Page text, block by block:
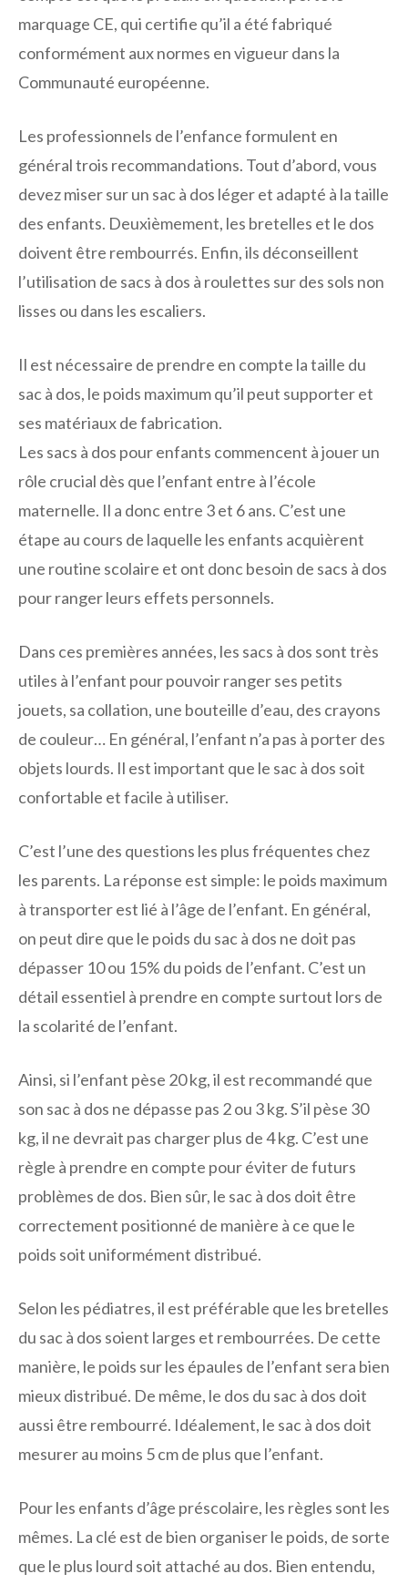
marquage CE, qui certifie qu’il a été fabriqué
conformément aux normes en vigueur dans la
Communauté européenne.
Les professionnels de l’enfance formulent en
général trois recommandations. Tout d’abord, vous
devez miser sur un sac à dos léger et adapté à la taille
des enfants. Deuxièmement, les bretelles et le dos
doivent être rembourrés. Enfin, ils déconseillent
l’utilisation de sacs à dos à roulettes sur des sols non
lisses ou dans les escaliers.
Il est nécessaire de prendre en compte la taille du
sac à dos, le poids maximum qu’il peut supporter et
ses matériaux de fabrication.
Les sacs à dos pour enfants commencent à jouer un
rôle crucial dès que l’enfant entre à l’école
maternelle. Il a donc entre 3 et 6 ans. C’est une
étape au cours de laquelle les enfants acquièrent
une routine scolaire et ont donc besoin de sacs à dos
pour ranger leurs effets personnels.
Dans ces premières années, les sacs à dos sont très
utiles à l’enfant pour pouvoir ranger ses petits
jouets, sa collation, une bouteille d’eau, des crayons
de couleur… En général, l’enfant n’a pas à porter des
objets lourds. Il est important que le sac à dos soit
confortable et facile à utiliser.
C’est l’une des questions les plus fréquentes chez
les parents. La réponse est simple: le poids maximum
à transporter est lié à l’âge de l’enfant. En général,
on peut dire que le poids du sac à dos ne doit pas
dépasser 10 ou 15% du poids de l’enfant. C’est un
détail essentiel à prendre en compte surtout lors de
la scolarité de l’enfant.
Ainsi, si l’enfant pèse 20 kg, il est recommandé que
son sac à dos ne dépasse pas 2 ou 3 kg. S’il pèse 30
kg, il ne devrait pas charger plus de 4 kg. C’est une
règle à prendre en compte pour éviter de futurs
problèmes de dos. Bien sûr, le sac à dos doit être
correctement positionné de manière à ce que le
poids soit uniformément distribué.
Selon les pédiatres, il est préférable que les bretelles
du sac à dos soient larges et rembourrées. De cette
manière, le poids sur les épaules de l’enfant sera bien
mieux distribué. De même, le dos du sac à dos doit
aussi être rembourré. Idéalement, le sac à dos doit
mesurer au moins 5 cm de plus que l’enfant.
Pour les enfants d’âge préscolaire, les règles sont les
mêmes. La clé est de bien organiser le poids, de sorte
que le plus lourd soit attaché au dos. Bien entendu,